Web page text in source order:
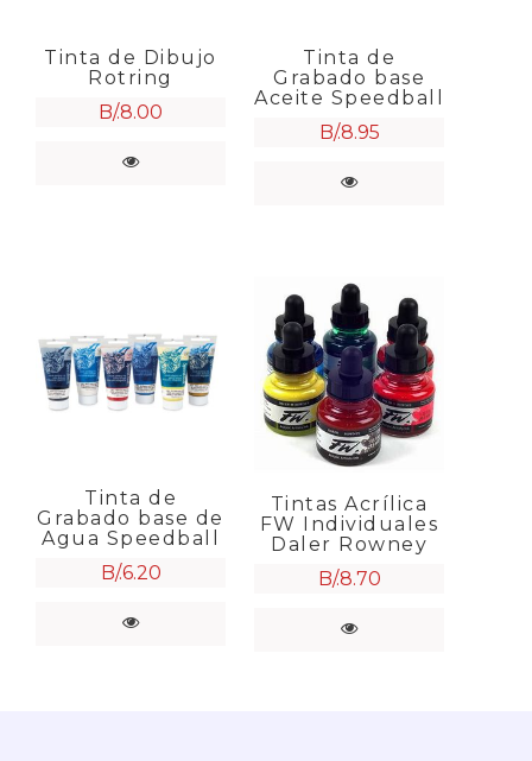
Tinta de Dibujo
Rotring
B/.8.00
Tinta de
Grabado base
Aceite Speedball
B/.8.95
Tinta de
Grabado base de
Agua Speedball
B/.6.20
Tintas Acrílica
FW Individuales
Daler Rowney
B/.8.70